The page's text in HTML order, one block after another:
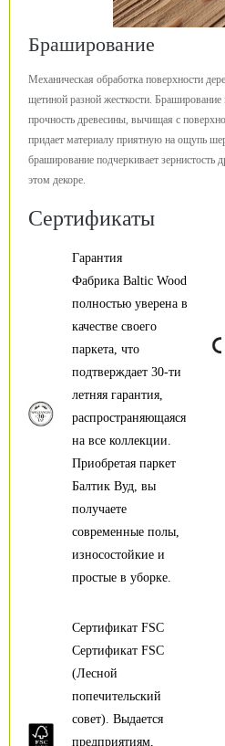
Браширование
Механическая обработка поверхности
щетиной разной жесткости.
прочность древесины, вычищая с
придает материалу приятную на ощупь
браширование подчеркивает зернистость
этом декоре.
Сертификаты
Гарантия
Фабрика Baltic Wood
полностью уверена в
качестве своего
паркета, что
подтверждает 30-ти
летняя гарантия,
распространяющаяся
на все коллекции.
Приобретая паркет
Балтик Вуд, вы
получаете
современные полы,
износостойкие и
простые в уборке.
Сертификат FSC
Сертификат FSC
(Лесной
попечительский
совет). Выдается
предприятиям,